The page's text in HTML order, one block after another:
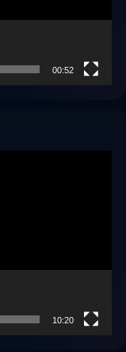
00:52
10:20